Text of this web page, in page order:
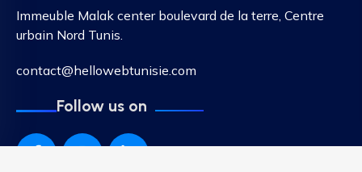
Immeuble Malak center boulevard de la terre, Centre
urbain Nord Tunis.
contact@hellowebtunisie.com
Follow us on